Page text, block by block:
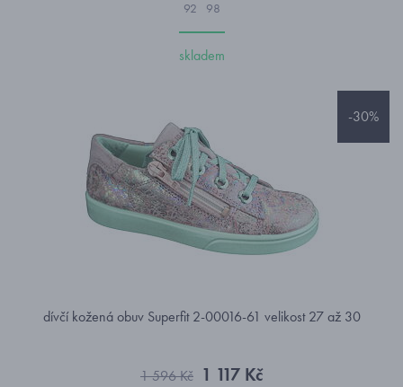
92 98
skladem
-30%
dívčí kožená obuv Superfit 2-00016-61 velikost 27 až 30
1 596 Kč 1 117 Kč